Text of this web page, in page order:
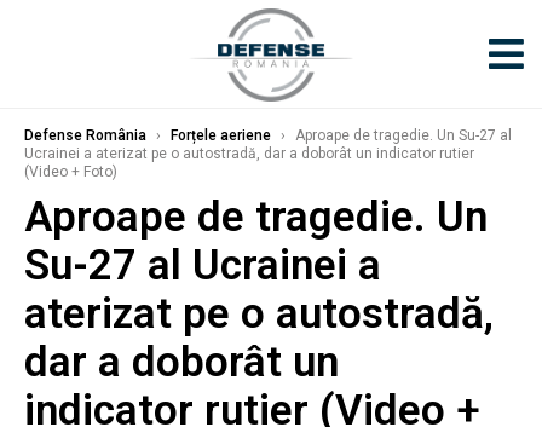
Defense România › Forțele aeriene ›
Aproape de tragedie. Un Su-27 al
Ucrainei a aterizat pe o autostradă, dar a doborât un indicator rutier
(Video + Foto)
Aproape de tragedie. Un
Su-27 al Ucrainei a
aterizat pe o autostradă,
dar a doborât un
indicator rutier (Video +